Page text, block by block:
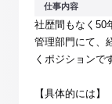
仕事内容
社歴間もなく50
管理部門にて、
くポジションで
【具体的には】